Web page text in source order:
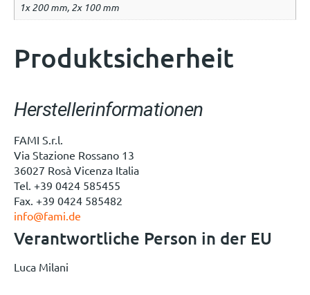
1x 200 mm, 2x 100 mm
Produktsicherheit
Herstellerinformationen
FAMI S.r.l.
Via Stazione Rossano 13
36027 Rosà Vicenza Italia
Tel. +39 0424 585455
Fax. +39 0424 585482
info@fami.de
Verantwortliche Person in der EU
Luca Milani